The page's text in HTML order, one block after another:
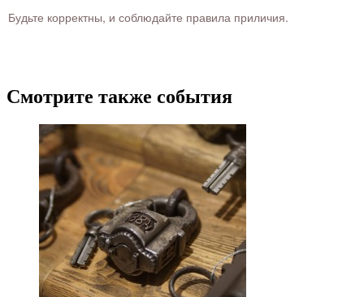
Будьте корректны, и соблюдайте правила приличия.
Смотрите также события